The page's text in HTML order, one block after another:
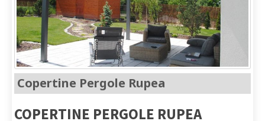
Copertine Pergole Rupea
COPERTINE PERGOLE RUPEA